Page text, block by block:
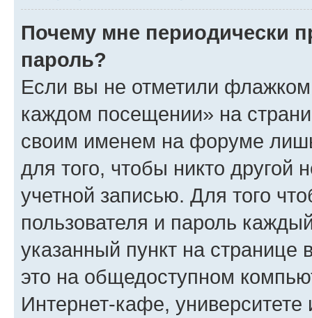
Почему мне периодически
пароль?
Если вы не отметили флажком
каждом посещении» на
своим именем на форуме
для того, чтобы никто другой
учетной записью. Для того
пользователя и пароль
указанный пункт на
это на общедоступном
Интернет-кафе, университете